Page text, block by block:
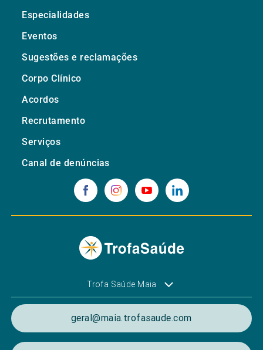
Especialidades
Eventos
Sugestões e reclamações
Corpo Clínico
Acordos
Recrutamento
Serviços
Canal de denúncias
Trofa Saúde Maia
geral@maia.trofasaude.com